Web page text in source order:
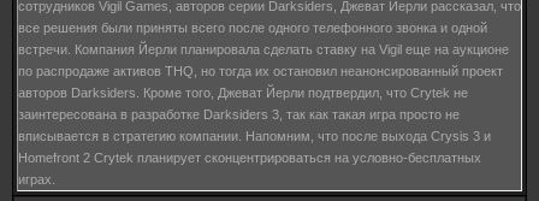
сотрудников Vigil Games, авторов серии Darksiders, Джеват Йерли рассказал, что
все решения были приняты всего после одного телефонного звонка и одной
встречи. Компания Йерли планировала сделать ставку на Vigil еще на аукционе
по распродаже активов THQ, но тогда их остановил неанонсированный проект
авторов Darksiders. Кроме того, Джеват Йерли подтвердил, что Crytek не
заинтересована в разработке Darksiders 3, так как такая игра просто не
вписывается в стратегию компании. Напомним, что после выхода Crysis 3 и
Homefront 2 Crytek планирует сконцентрироваться на условно-бесплатных
играх.